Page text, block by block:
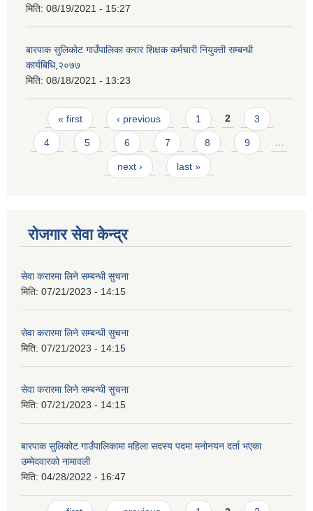
मिति: 08/19/2021 - 15:27
बारपाक सुलिकोट गाउँपालिका करार शिक्षक कर्मचारी नियुक्ती सम्बन्धी
कार्यबिधि,२०७७
मिति: 08/18/2021 - 13:23
Pages
« first ‹ previous 1 2 3
4 5 6 7 8 9 …
next › last »
रोजगार सेवा केन्द्र
सेवा करारमा लिने सम्बन्धी सुचना
मिति: 07/21/2023 - 14:15
सेवा करारमा लिने सम्बन्धी सुचना
मिति: 07/21/2023 - 14:15
सेवा करारमा लिने सम्बन्धी सुचना
मिति: 07/21/2023 - 14:15
बारपाक सुलिकोट गाउँपालिकामा महिला सदस्य पदमा मनोनयन दर्ता भएका
उम्मेदवारको नामावली
मिति: 04/28/2022 - 16:47